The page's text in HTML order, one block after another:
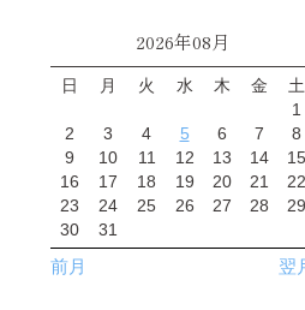
2026年08月
日 月 火 水 木 金
土
1
2
3 4 5 6 7
8
9
10 11 12 13 14
15
16
17 18 19 20 21
22
23
24 25 26 27 28
29
30
31
前月 翌